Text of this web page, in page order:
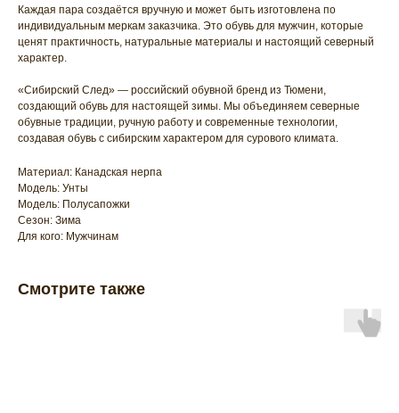
Каждая пара создаётся вручную и может быть изготовлена по
индивидуальным меркам заказчика. Это обувь для мужчин, которые
ценят практичность, натуральные материалы и настоящий северный
характер.
«Сибирский След» — российский обувной бренд из Тюмени,
создающий обувь для настоящей зимы. Мы объединяем северные
обувные традиции, ручную работу и современные технологии,
создавая обувь с сибирским характером для сурового климата.
Материал: Канадская нерпа
Модель: Унты
Модель: Полусапожки
Сезон: Зима
Для кого: Мужчинам
Смотрите также